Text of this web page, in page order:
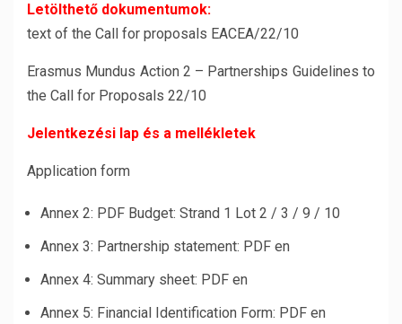
Letölthető dokumentumok:
text of the Call for proposals EACEA/22/10
Erasmus Mundus Action 2 – Partnerships Guidelines to
the Call for Proposals 22/10
Jelentkezési lap és a mellékletek
Application form
Annex 2: PDF Budget: Strand 1 Lot 2 / 3 / 9 / 10
Annex 3: Partnership statement: PDF en
Annex 4: Summary sheet: PDF en
Annex 5: Financial Identification Form: PDF en